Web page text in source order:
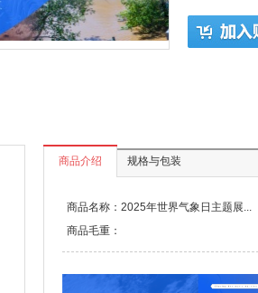
商品介绍 规格与包装
商品名称：2025年世界气象日主题展...
商品毛重：